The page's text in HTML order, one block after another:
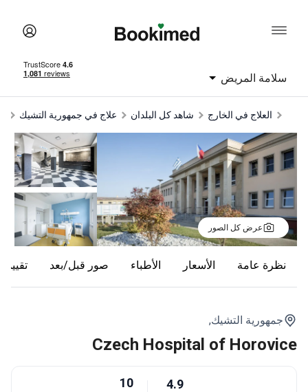
سلامة المريض
العلاج في الخارج شاهد كل البلدان علاج في جمهورية التشيك
عرض كل الصور
نظرة عامة الأسعار الأطباء صور قبل/بعد
جمهورية التشيك,
Czech Hospital of Horovice
4.9
10